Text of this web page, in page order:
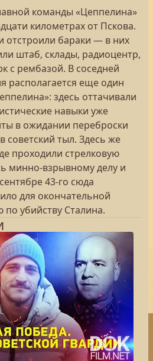
команды «Цеппелина»
километрах от Пскова.
отстроили бараки — в них
штаб, склады, радиоцентр,
с рембазой. В соседней
располагается еще один
здесь оттачивали
навыки уже
в ожидании переброски
советский тыл. Здесь же
проходили стрелковую
минно-взрывному делу и
43-го сюда
для окончательной
по убийству Сталина.